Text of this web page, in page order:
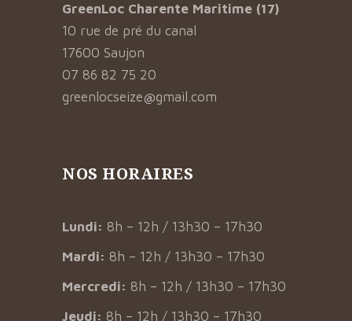
GreenLoc Charente Maritime (17)
10 rue de pré du canal
17600 Saujon
07 86 82 75 20
greenlocseize@gmail.com
NOS HORAIRES
Lundi: 8h – 12h / 13h30 – 17h30
Mardi: 8h – 12h / 13h30 – 17h30
Mercredi: 8h – 12h / 13h30 – 17h30
Jeudi: 8h – 12h / 13h30 – 17h30